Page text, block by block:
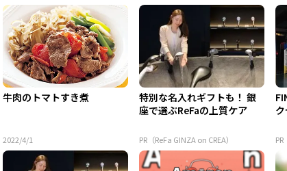
牛肉のトマトすき煮
2022/4/1
特別な名入れギフトも！ 銀
座で選ぶReFaの上質ケア
PR（ReFa GINZA on CREA）